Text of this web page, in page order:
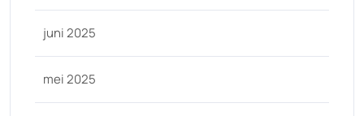
juni 2025
mei 2025